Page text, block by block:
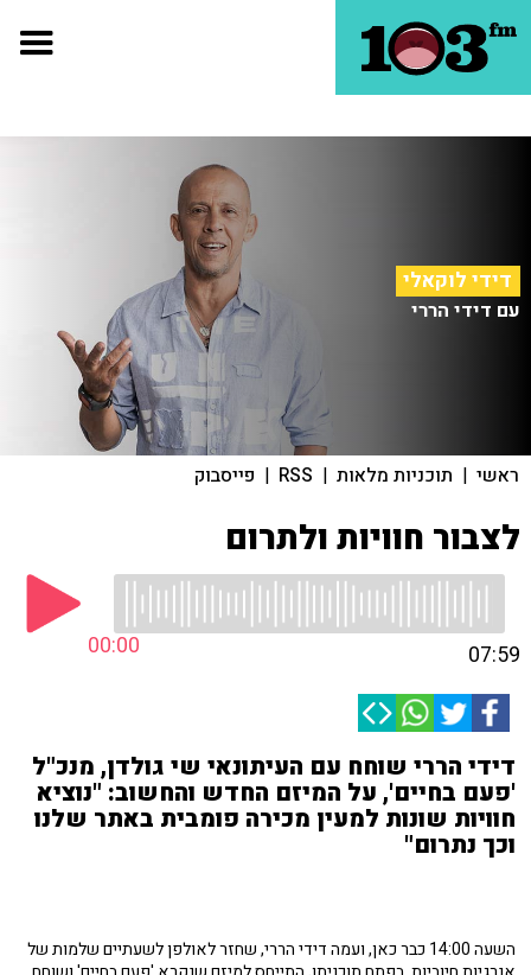
דידי לוקאלי
עם דידי הררי
ראשי | תוכניות מלאות |
RSS
| פייסבוק
לצבור חוויות ולתרום
00:00 07:59
דידי הררי שוחח עם העיתונאי שי גולדן, מנכ"ל
'פעם בחיים', על המיזם החדש והחשוב: "נוציא
חוויות שונות למעין מכירה פומבית באתר שלנו
וכך נתרום"
השעה 14:00 כבר כאן, ועמה דידי הררי, שחזר לאולפן לשעתיים שלמות של